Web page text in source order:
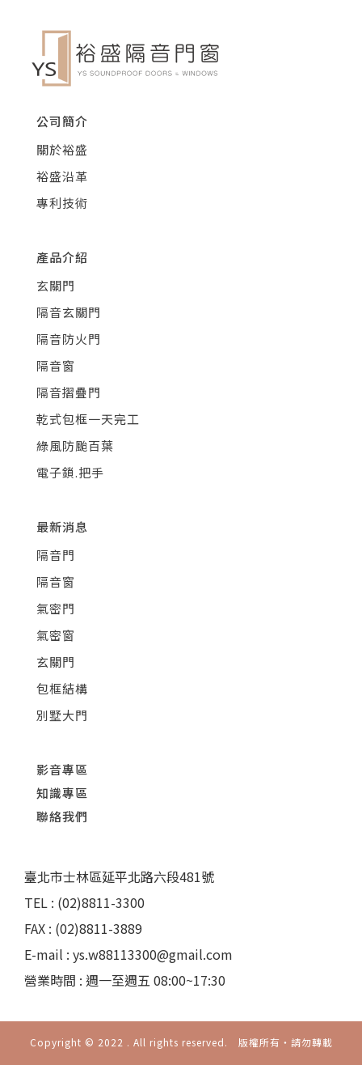
公司簡介
關於裕盛
裕盛沿革
專利技術
產品介紹
玄關門
隔音玄關門
隔音防火門
隔音窗
隔音摺疊門
乾式包框一天完工
綠風防颱百葉
電子鎖.把手
最新消息
隔音門
隔音窗
氣密門
氣密窗
玄關門
包框結構
別墅大門
影音專區
知識專區
聯絡我們
臺北市士林區延平北路六段481號
TEL : (02)8811-3300
FAX : (02)8811-3889
E-mail : ys.w88113300@gmail.com
營業時間 : 週一至週五 08:00~17:30
Copyright © 2022 . All rights reserved. 版權所有‧請勿轉載